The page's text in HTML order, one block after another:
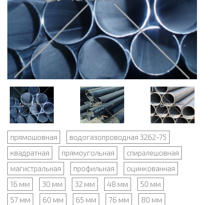
прямошовная
водогазопроводная 3262-75
квадратная
прямоугольная
спиралешовная
магистральная
профильная
оцинкованная
16 мм
30 мм 32 мм 48 мм
50 мм
57 мм
60 мм 65 мм 76 мм
80 мм